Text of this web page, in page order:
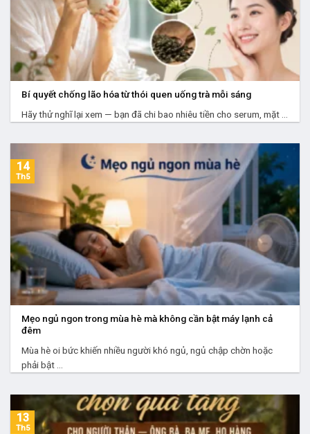
Bí quyết chống lão hóa từ thói quen uống trà mỗi sáng
Hãy thử nghĩ lại xem — bạn đã chi bao nhiêu tiền cho serum, mặt ...
Mẹo ngủ ngon trong mùa hè mà không cần bật máy lạnh cả
đêm
Mùa hè oi bức khiến nhiều người khó ngủ, ngủ chập chờn hoặc
phải bật ...
14
Th5
13
Th5